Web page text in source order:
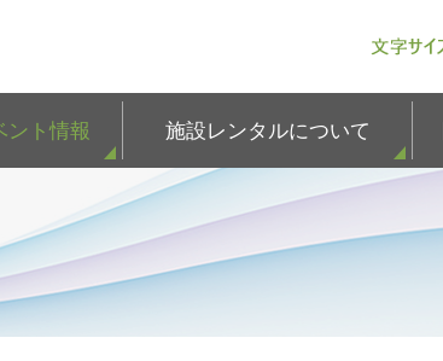
ント情報 施設レンタルについて